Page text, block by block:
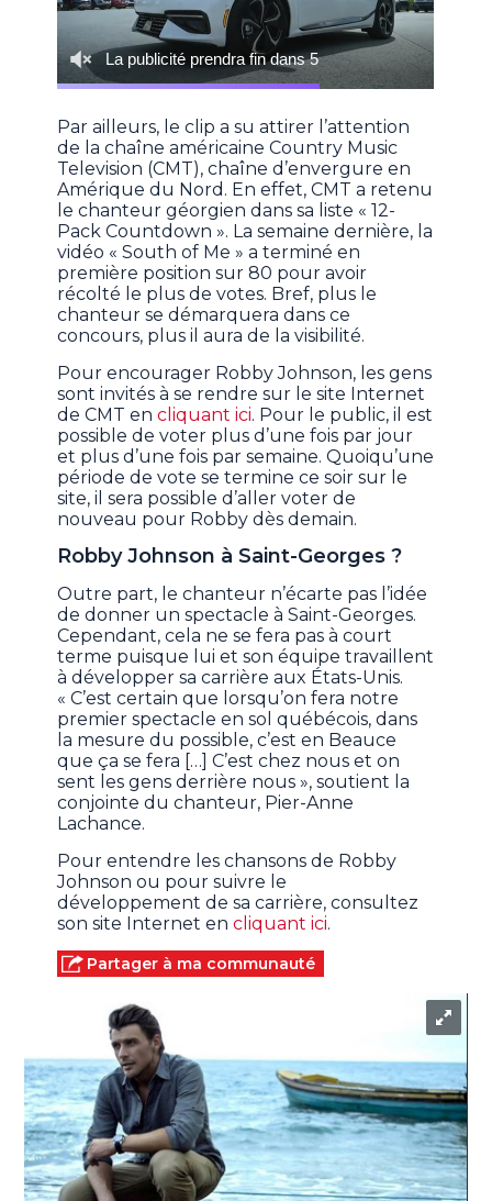
Par ailleurs, le clip a su attirer l’attention
de la chaîne américaine Country Music
Television (CMT), chaîne d’envergure en
Amérique du Nord. En effet, CMT a retenu
le chanteur géorgien dans sa liste « 12-
Pack Countdown ». La semaine dernière, la
vidéo « South of Me » a terminé en
première position sur 80 pour avoir
récolté le plus de votes. Bref, plus le
chanteur se démarquera dans ce
concours, plus il aura de la visibilité.
Pour encourager Robby Johnson, les gens
sont invités à se rendre sur le site Internet
de CMT encliquant ici. Pour le public, il est
possible de voter plus d’une fois par jour
et plus d’une fois par semaine. Quoiqu’une
période de vote se termine ce soir sur le
site, il sera possible d’aller voter de
nouveau pour Robby dès demain.
Robby Johnson à Saint-Georges ?
Outre part, le chanteur n’écarte pas l’idée
de donner un spectacle à Saint-Georges.
Cependant, cela ne se fera pas à court
terme puisque lui et son équipe travaillent
à développer sa carrière aux États-Unis.
« C’est certain que lorsqu’on fera notre
premier spectacle en sol québécois, dans
la mesure du possible, c’est en Beauce
que ça se fera […] C’est chez nous et on
sent les gens derrière nous », soutient la
conjointe du chanteur, Pier-Anne
Lachance.
Pour entendre les chansons de Robby
Johnson ou pour suivre le
développement de sa carrière, consultez
son site Internet encliquant ici.
Partager à ma communauté